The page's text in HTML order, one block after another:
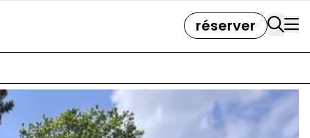
réserver